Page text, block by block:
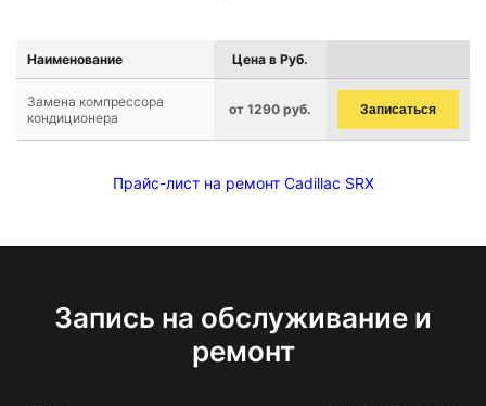
Наименование Цена в Руб.
Замена компрессора
кондиционера
от 1290 руб. Записаться
Прайс-лист на ремонт Cadillac SRX
Запись на обслуживание и
ремонт